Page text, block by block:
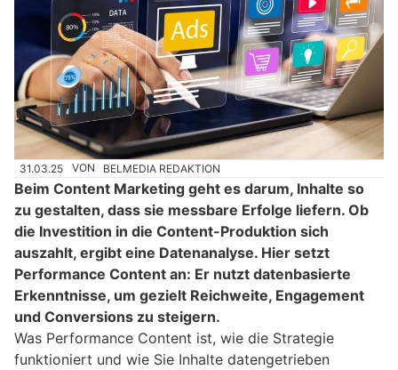
31.03.25 VON BELMEDIA REDAKTION
Beim Content Marketing geht es darum, Inhalte so
zu gestalten, dass sie messbare Erfolge liefern. Ob
die Investition in die Content-Produktion sich
auszahlt, ergibt eine Datenanalyse. Hier setzt
Performance Content an: Er nutzt datenbasierte
Erkenntnisse, um gezielt Reichweite, Engagement
und Conversions zu steigern.
Was Performance Content ist, wie die Strategie
funktioniert und wie Sie Inhalte datengetrieben